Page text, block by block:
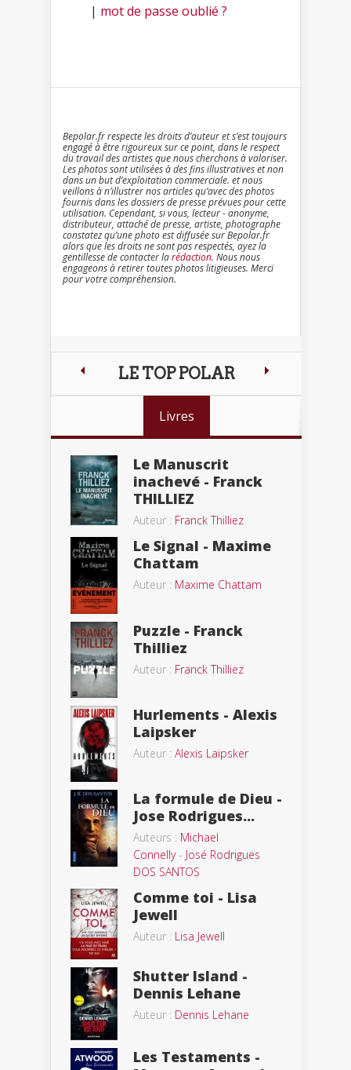
| mot de passe oublié ?
Bepolar.fr respecte les droits d’auteur et s’est toujours
engagé à être rigoureux sur ce point, dans le respect
du travail des artistes que nous cherchons à valoriser.
Les photos sont utilisées à des fins illustratives et non
dans un but d’exploitation commerciale. et nous
veillons à n’illustrer nos articles qu’avec des photos
fournis dans les dossiers de presse prévues pour cette
utilisation. Cependant, si vous, lecteur - anonyme,
distributeur, attaché de presse, artiste, photographe
constatez qu’une photo est diffusée sur Bepolar.fr
alors que les droits ne sont pas respectés, ayez la
gentillesse de contacter larédaction. Nous nous
engageons à retirer toutes photos litigieuses. Merci
pour votre compréhension.
LE TOP POLAR
Livres
Le Manuscrit
inachevé - Franck
THILLIEZ
Auteur : Franck Thilliez
Le Signal - Maxime
Chattam
Auteur : Maxime Chattam
Puzzle - Franck
Thilliez
Auteur : Franck Thilliez
Hurlements - Alexis
Laipsker
Auteur : Alexis Laipsker
La formule de Dieu -
Jose Rodrigues...
Auteurs : Michael
Connelly- José Rodrigues
DOS SANTOS
Comme toi - Lisa
Jewell
Auteur : Lisa Jewell
Shutter Island -
Dennis Lehane
Auteur : Dennis Lehane
Les Testaments -